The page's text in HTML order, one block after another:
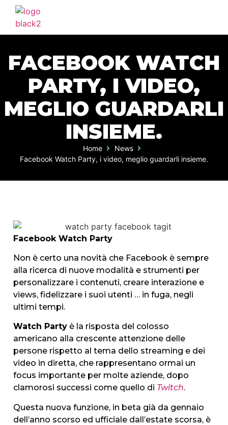
FACEBOOK WATCH
PARTY, I VIDEO,
MEGLIO GUARDARLI
INSIEME.
Home
News
Facebook Watch Party, i video, meglio guardarli insieme.
Facebook Watch Party
Non è certo una novità che Facebook è sempre
alla ricerca di nuove modalità e strumenti per
personalizzare i contenuti, creare interazione e
views, fidelizzare i suoi utenti … in fuga, negli
ultimi tempi.
Watch Party è la risposta del colosso
americano alla crescente attenzione delle
persone rispetto al tema dello streaming e dei
video in diretta, che rappresentano ormai un
focus importante per molte aziende, dopo
clamorosi successi come quello di Twitch.
Questa nuova funzione, in beta già da gennaio
dell’anno scorso ed ufficiale dall’estate scorsa, è